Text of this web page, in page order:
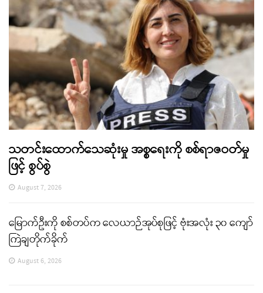
သတင်းထောက်သေဆုံးမှု အစ္စရေးကို စစ်ရာဇဝတ်မှု
ဖြင့် စွပ်စွဲ
August 7, 2026
မြောက်ဦးကို စစ်တပ်က လေယာဉ်အုပ်စုဖြင့် ဗုံးအလုံး ၃၀ ကျော်
ကြဲချတိုက်ခိုက်
August 6, 2026